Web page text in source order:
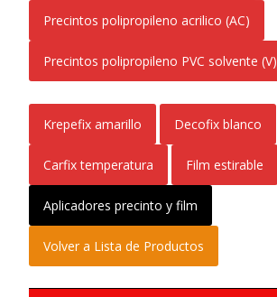
Precintos polipropileno acrilico (AC)
Precintos polipropileno PVC solvente (V)
Krepefix amarillo Decofix blanco
Carfix temperatura Film estirable
Aplicadores precinto y film
Volver a Lista de Productos